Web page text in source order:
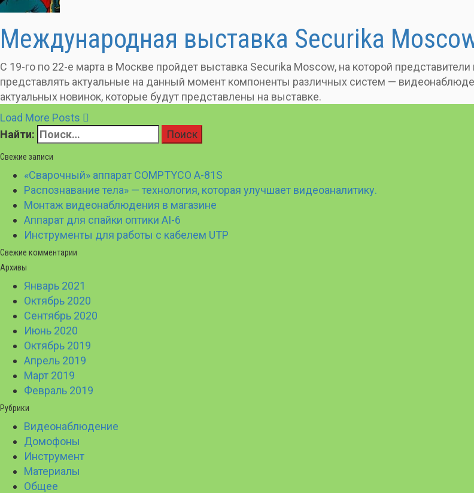
Международная выставка Securika
С 19-го по 22-е марта в Москве пройдет выставка Securika Moscow, на которой
представлять актуальные на данный момент компоненты различных систем —
актуальных новинок, которые будут представлены на выставке.
Load More Posts
Найти:
Свежие записи
«Сварочный» аппарат COMPTYCO A-81S
Распознавание тела» — технология, которая улучшает видеоаналитику.
Монтаж видеонаблюдения в магазине
Аппарат для спайки оптики AI-6
Инструменты для работы с кабелем UTP
Свежие комментарии
Архивы
Январь 2021
Октябрь 2020
Сентябрь 2020
Июнь 2020
Октябрь 2019
Апрель 2019
Март 2019
Февраль 2019
Рубрики
Видеонаблюдение
Домофоны
Инструмент
Материалы
Общее